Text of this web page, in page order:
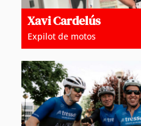
Xavi Cardelús
Expilot de motos